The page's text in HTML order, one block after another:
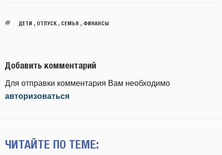
ДЕТИ , ОТПУСК, СЕМЬЯ , ФИНАНСЫ
Добавить комментарий
Для отправки комментария Вам необходимо
авторизоваться
ЧИТАЙТЕ ПО ТЕМЕ: